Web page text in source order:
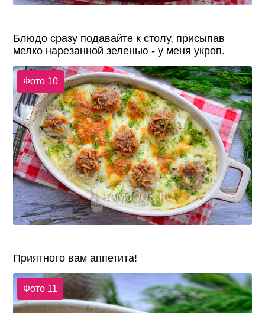
Блюдо сразу подавайте к столу, присыпав
мелко нарезанной зеленью - у меня укроп.
Фото 10
Приятного вам аппетита!
Фото 11